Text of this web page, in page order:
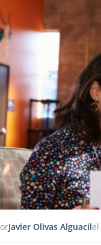
Javier Olivas Alguacil